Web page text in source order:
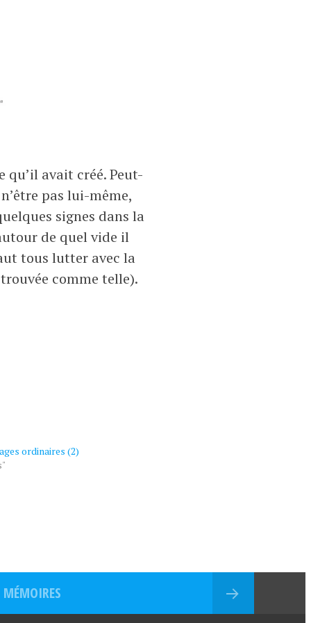
qu’il avait créé. Peut-
pas lui-même,
signes dans la
de quel vide il
tous lutter avec la
comme telle).
ordinaires (2)
MÉMOIRES